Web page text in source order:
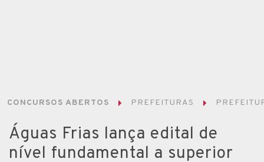
CONCURSOS ABERTOS PREFEITURAS
Águas Frias lança edital de
nível fundamental a superior